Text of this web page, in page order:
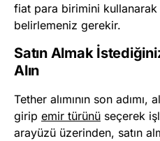
fiat para birimini
belirlemeniz gerekir.
Satın Almak
Alın
Tether alımının son
girip emir türünü seçerek
arayüzü üzerinden, satın